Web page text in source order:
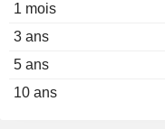
1 mois
3 ans
5 ans
10 ans